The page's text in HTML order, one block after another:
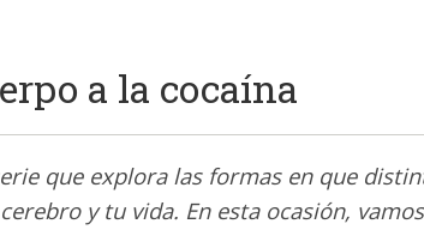
a la cocaína
que explora las formas en que
y tu vida. En esta ocasión,